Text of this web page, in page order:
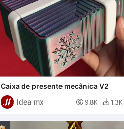
Caixa de presente mecânica V2
Idea mx
 9.8K  1.3K